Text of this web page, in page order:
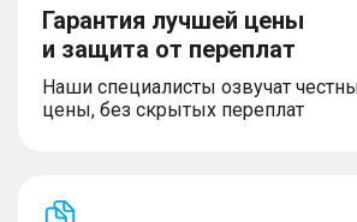
Гарантия лучшей цены
и защита от переплат
Наши специалисты озвучат
цены, без скрытых переплат